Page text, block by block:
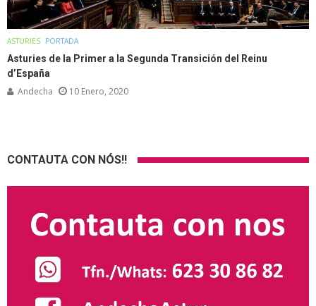
ASTURIES PORTADA
Asturies de la Primer a la Segunda Transición del Reinu
d’España
Andecha 10 Enero, 2020
CONTAUTA CON NÓS!!